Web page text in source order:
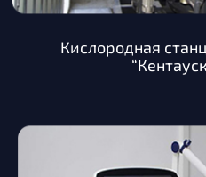
Кислородная